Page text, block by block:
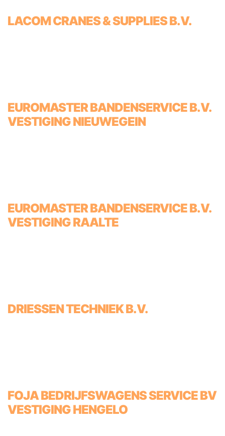
LACOM CRANES & SUPPLIES B.V.
EUROMASTER BANDENSERVICE B.V.
VESTIGING NIEUWEGEIN
EUROMASTER BANDENSERVICE B.V.
VESTIGING RAALTE
DRIESSEN TECHNIEK B.V.
FOJA BEDRIJFSWAGENS SERVICE BV
VESTIGING HENGELO